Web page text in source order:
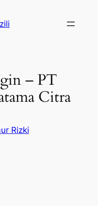
– PT
Citra
Rizki